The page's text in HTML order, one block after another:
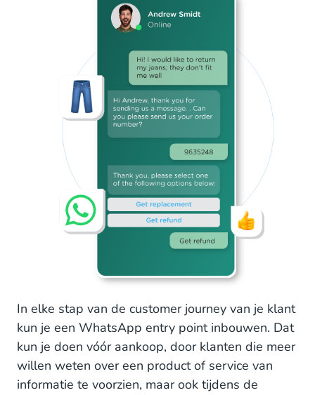
In elke stap van de customer journey van je klant
kun je een WhatsApp entry point inbouwen. Dat
kun je doen vóór aankoop, door klanten die meer
willen weten over een product of service van
informatie te voorzien, maar ook tijdens de